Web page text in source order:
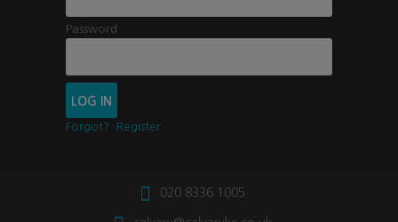
Password
Forgot? Register
020 8336 1005